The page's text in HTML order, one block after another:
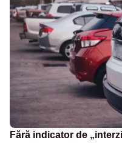
Fără indicator de